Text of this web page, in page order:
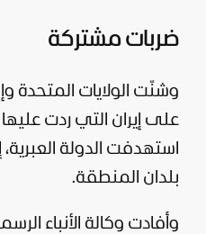
ضربات مشتركة
وشنّت الولايات المتحدة
على إيران التي ردت
استهدفت الدولة
بلدان المنطقة.